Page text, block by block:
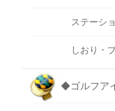
ステーシ
しおり・
◆ゴルフア